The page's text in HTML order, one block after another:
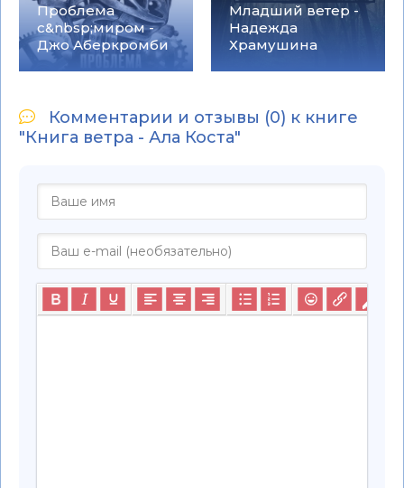
Проблема
с&nbsp;миром -
Джо Аберкромби
Младший ветер -
Надежда
Храмушина
Комментарии и отзывы (0) к книге
"Книга ветра - Ала Коста"